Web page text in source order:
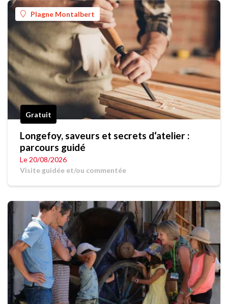
Plagne Montalbert
Gratuit
Longefoy, saveurs et secrets d‘atelier :
parcours guidé
Le 20/08/2026
Visite guidée et/ou commentée